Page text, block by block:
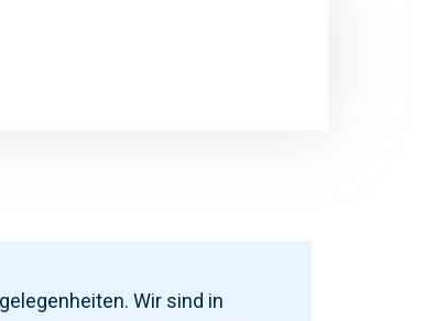
Wir sind in